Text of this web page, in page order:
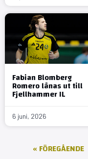
Fabian Blomberg
Romero lånas ut till
Fjellhammer IL
6 juni, 2026
« FÖREGÅENDE